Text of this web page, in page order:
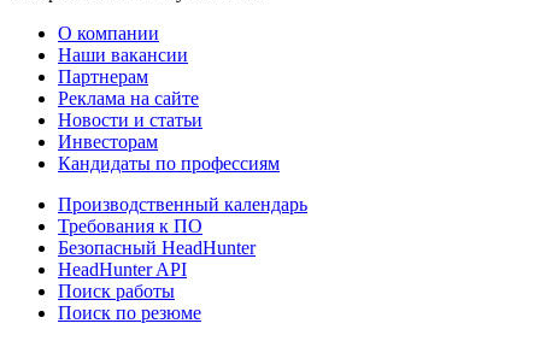
О компании
Наши вакансии
Партнерам
Реклама на сайте
Новости и статьи
Инвесторам
Кандидаты по профессиям
Производственный календарь
Требования к ПО
Безопасный HeadHunter
HeadHunter API
Поиск работы
Поиск по резюме